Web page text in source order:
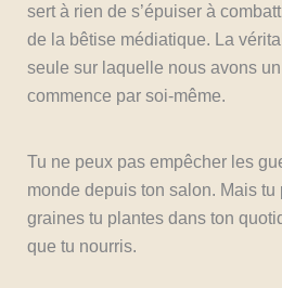
sert à rien de s’épuiser à
de la bêtise médiatique. La
seule sur laquelle nous avons
commence par soi-même.
Tu ne peux pas empêcher les
monde depuis ton salon. Mais
graines tu plantes dans ton
que tu nourris.